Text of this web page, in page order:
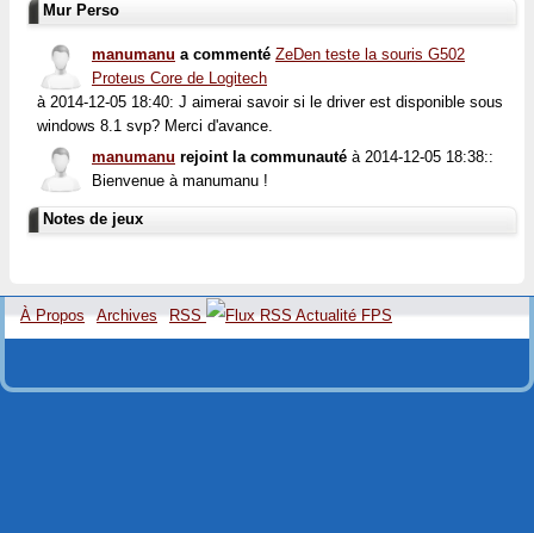
Mur Perso
manumanu a commenté ZeDen teste la souris G502
Proteus Core de Logitech
à 2014-12-05 18:40: J aimerai savoir si le driver est disponible sous
windows 8.1 svp? Merci d'avance.
manumanu rejoint la communauté à 2014-12-05 18:38::
Bienvenue à manumanu !
Notes de jeux
À Propos Archives RSS